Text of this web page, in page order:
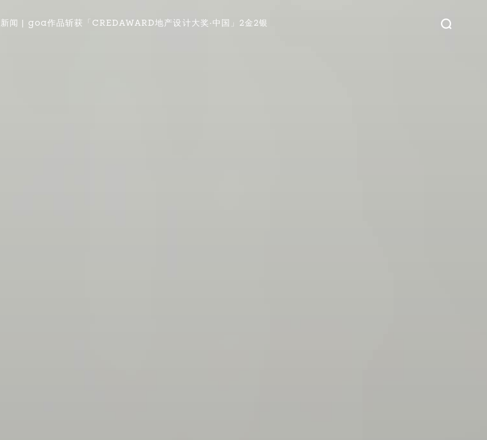
新闻 | goa作品斩获「CREDAWARD地产设计大奖·中国」2金2银